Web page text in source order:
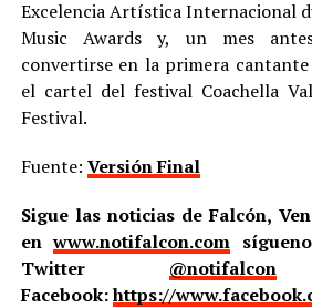
Excelencia Artística Internacional
Music Awards y, un mes
convertirse en la primera
el cartel del festival Coachella
Festival.
Fuente: Versión Final
Sigue las noticias de Falcón,
enwww.notifalcon.com
Twitter @notifalcon
Facebook:https://